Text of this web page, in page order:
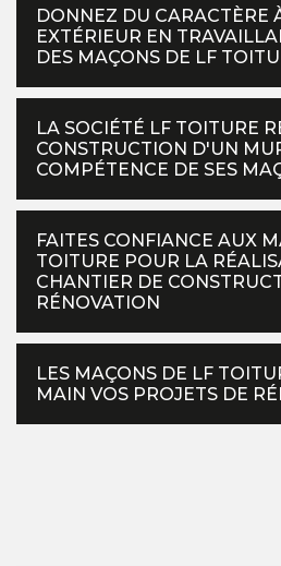
DONNEZ DU CARACTÈRE
EXTÉRIEUR EN
DES MAÇONS DE LF
LA SOCIÉTÉ LF TOITURE
CONSTRUCTION D'UN
COMPÉTENCE DE SES
FAITES CONFIANCE AUX
TOITURE POUR LA
CHANTIER DE
RÉNOVATION
LES MAÇONS DE LF
MAIN VOS PROJETS DE